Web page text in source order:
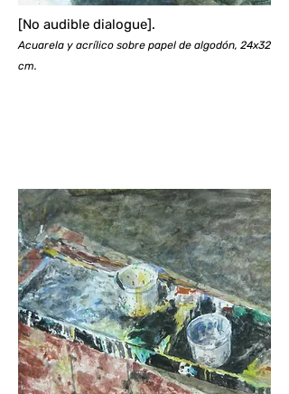
[No audible dialogue].
Acuarela y acrílico sobre papel de algodón, 24x32
cm.